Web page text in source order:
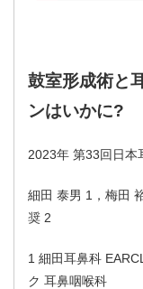
鼓室形成術と
ンはいかに?
2023年 第33回日本
細田 泰男 1，梅田
奨 2
1 細田耳鼻科
ク 耳鼻咽喉科